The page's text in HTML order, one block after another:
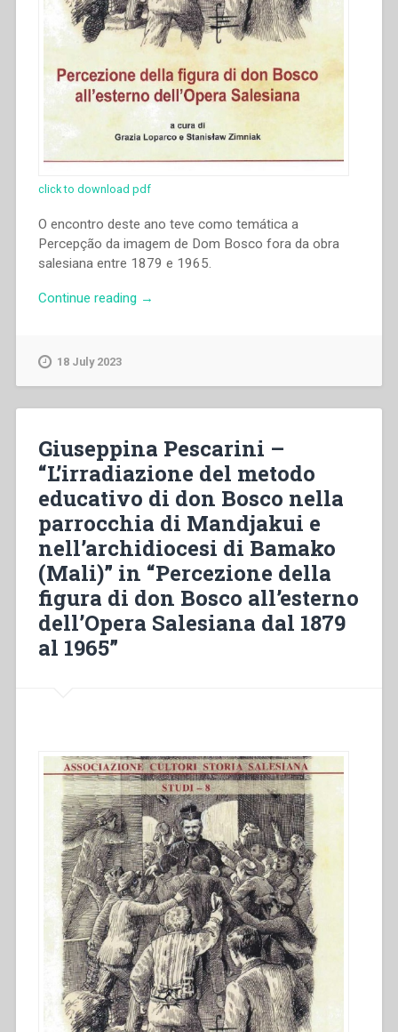
click to download pdf
O encontro deste ano teve como temática a
Percepção da imagem de Dom Bosco fora da obra
salesiana entre 1879 e 1965.
Continue reading “Pedro
sintesi
delle
giornate”
in
“Percezione
della
figura
di
don
Bosco
1965””
→
18 July 2023
Giuseppina Pescarini –
“L’irradiazione del metodo
educativo di don Bosco nella
parrocchia di Mandjakui e
nell’archidiocesi di Bamako
(Mali)” in “Percezione della
figura di don Bosco all’esterno
dell’Opera Salesiana dal 1879
al 1965”